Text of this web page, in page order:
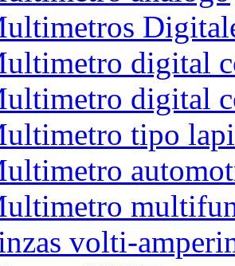
digital
digital
tipo
volti-